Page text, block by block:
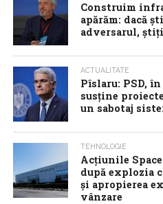
Construim
apărăm: dacă
adversarul,
ACTUALITATE
Pîslaru: PSD,
susține
un sabotaj
TEHNOLOGIE
Acţiunile
după explozia
şi apropierea
vânzare